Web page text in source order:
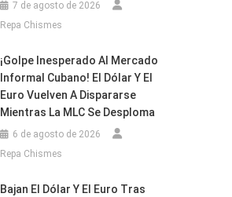
7 de agosto de 2026
Repa Chismes
¡Golpe Inesperado Al Mercado
Informal Cubano! El Dólar Y El
Euro Vuelven A Dispararse
Mientras La MLC Se Desploma
6 de agosto de 2026
Repa Chismes
Bajan El Dólar Y El Euro Tras